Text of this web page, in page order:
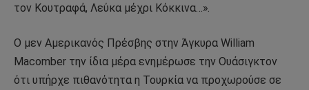
τον Κουτραφά, Λεύκα μέχρι Κόκκινα…».
Ο μεν Αμερικανός Πρέσβης στην Άγκυρα William
Macomber την ίδια μέρα ενημέρωσε την Ουάσιγκτον
ότι υπήρχε πιθανότητα η Τουρκία να προχωρούσε σε